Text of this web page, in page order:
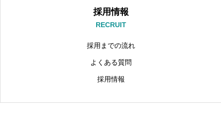
採用情報
RECRUIT
採用までの流れ
よくある質問
採用情報